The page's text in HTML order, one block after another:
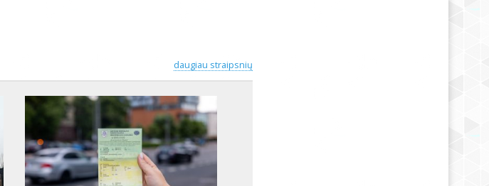
daugiau straipsnių